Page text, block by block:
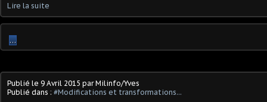
Lire la suite
…
Publié le 9 Avril 2015 par Milinfo/Yves
Publié dans : #Modifications et transformations...